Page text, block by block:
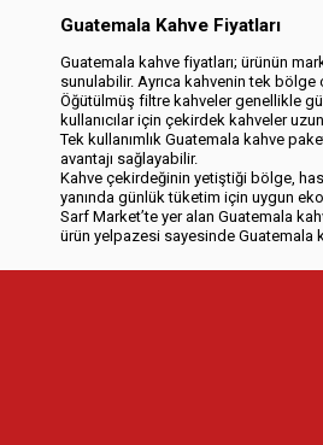
Guatemala Kahve Fiyatları
Guatemala kahve fiyatları; ürünün
sunulabilir. Ayrıca kahvenin tek
Öğütülmüş filtre kahveler genellikle
kullanıcılar için çekirdek kahveler
Tek kullanımlık Guatemala kahve
avantajı sağlayabilir.
Kahve çekirdeğinin yetiştiği bölge,
yanında günlük tüketim için uygun
Sarf Market’te yer alan Guatemala
ürün yelpazesi sayesinde Guatemala